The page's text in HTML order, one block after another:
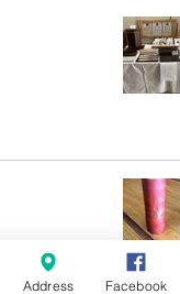
Address Facebook